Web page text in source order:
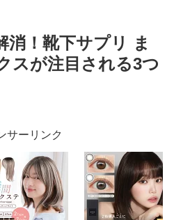
消！靴下サプリ ま
スが注目される3つ
サーリンク